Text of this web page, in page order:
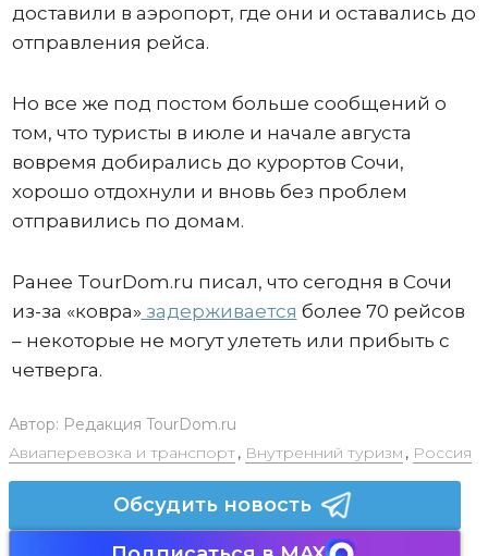
доставили в аэропорт, где они и оставались до
отправления рейса.
Но все же под постом больше сообщений о
том, что туристы в июле и начале августа
вовремя добирались до курортов Сочи,
хорошо отдохнули и вновь без проблем
отправились по домам.
Ранее TourDom.ru писал, что сегодня в Сочи
из-за «ковра» задерживается более 70 рейсов
– некоторые не могут улететь или прибыть с
четверга.
Автор: Редакция TourDom.ru
Авиаперевозка и транспорт, Внутренний туризм , Россия
Обсудить новость